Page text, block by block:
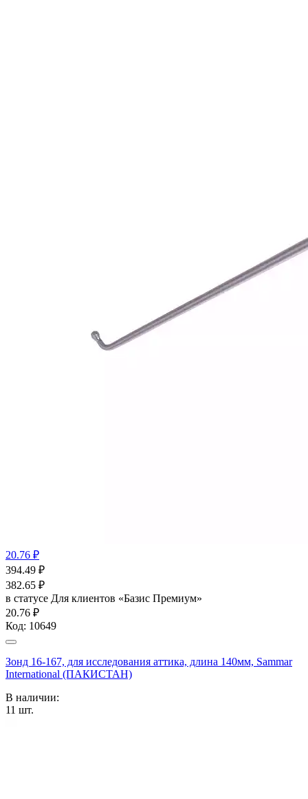
20.76 ₽
394.49 ₽
382.65 ₽
в статусе Для клиентов «Базис Премиум»
20.76 ₽
Код: 10649
Зонд 16-167, для исследования аттика, длина 140мм, Sammar
International (ПАКИСТАН)
В наличии:
11 шт.